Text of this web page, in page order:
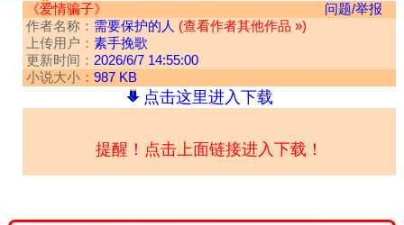
《爱情骗子》
问题/举报
作者名称： 需要保护的人 (查看作者其他作品 »)
上传用户： 素手挽歌
更新时间： 2026/6/7 14:55:00
小说大小： 987 KB
点击这里进入下载
提醒！点击上面链接进入下载！